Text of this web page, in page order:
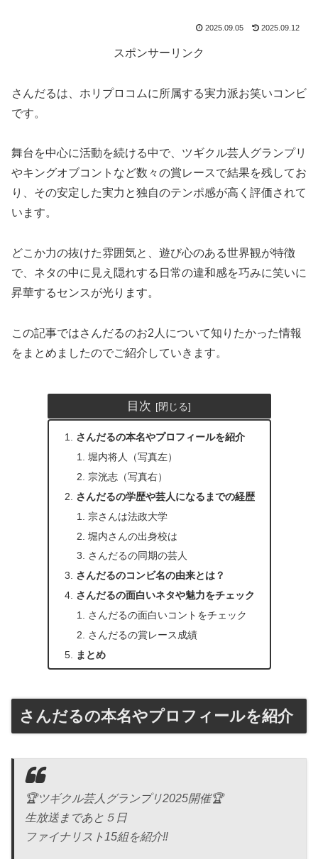
2025.09.05 2025.09.12
スポンサーリンク
さんだるは、ホリプロコムに所属する実力派お笑いコンビ
です。
舞台を中心に活動を続ける中で、ツギクル芸人グランプリ
やキングオブコントなど数々の賞レースで結果を残してお
り、その安定した実力と独自のテンポ感が高く評価されて
います。
どこか力の抜けた雰囲気と、遊び心のある世界観が特徴
で、ネタの中に見え隠れする日常の違和感を巧みに笑いに
昇華するセンスが光ります。
この記事ではさんだるのお2人について知りたかった情報
をまとめましたのでご紹介していきます。
目次
さんだるの本名やプロフィールを紹介
堀内将人（写真左）
宗洸志（写真右）
さんだるの学歴や芸人になるまでの経歴
宗さんは法政大学
堀内さんの出身校は
さんだるの同期の芸人
さんだるのコンビ名の由来とは？
さんだるの面白いネタや魅力をチェック
さんだるの面白いコントをチェック
さんだるの賞レース成績
まとめ
さんだるの本名やプロフィールを紹介
🏆ツギクル芸人グランプリ2025開催🏆
生放送まであと５日
ファイナリスト15組を紹介‼️